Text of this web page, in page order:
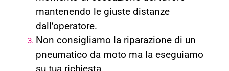
mantenendo le giuste distanze
dall’operatore.
Non consigliamo la riparazione di un
pneumatico da moto ma la eseguiamo